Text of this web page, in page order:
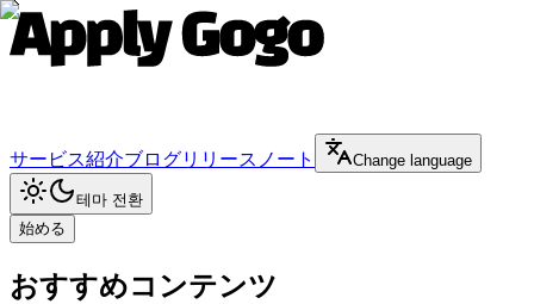
サービス紹介ブログリリースノート Change language
테마 전환
始める
おすすめコンテンツ